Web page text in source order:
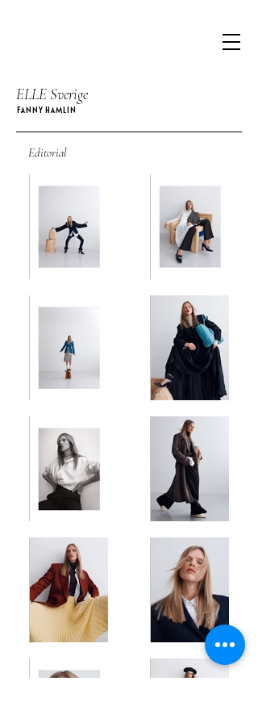
ELLE Sverige
FANNY HAMLIN
Editorial